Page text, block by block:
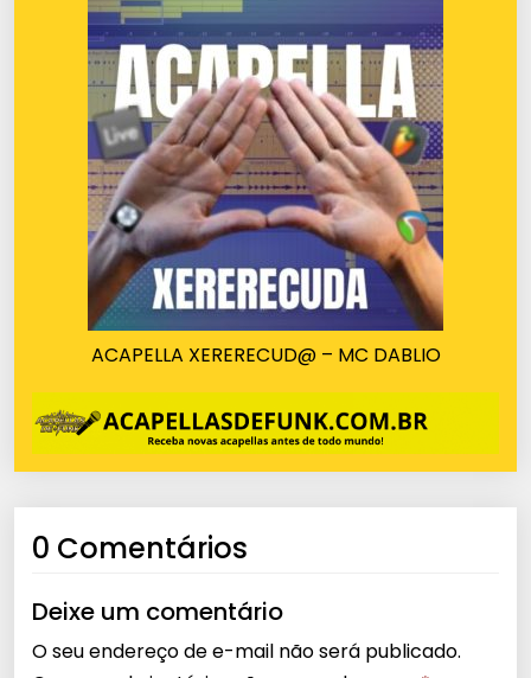
ACAPELLA XERERECUD@ – MC DABLIO
0 Comentários
Deixe um comentário
O seu endereço de e-mail não será publicado.